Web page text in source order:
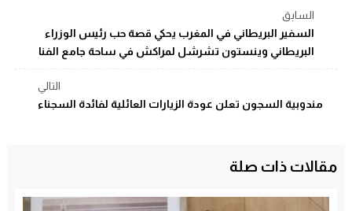
السابق
السفير البريطاني في المغرب يحكي قصة حب رئيس الوزراء
البريطاني وينستون تشرشل لمراكش في ساحة جامع الفنا
التالي
مندوبية السجون تعلن عودة الزيارات العائلية لفائدة السجناء
مقالات ذات صلة